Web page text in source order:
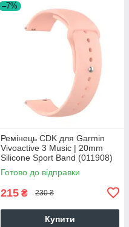
–7%
Ремінець CDK для Garmin
Vivoactive 3 Music | 20mm
Silicone Sport Band (011908)
(pink)
Готово до відправки
215 ₴ 230 ₴
Купити